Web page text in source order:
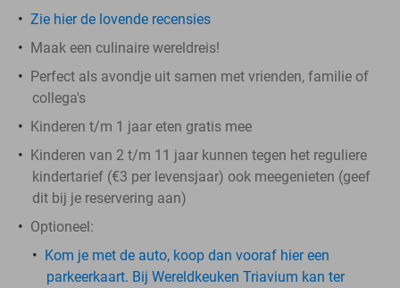
Zie hier de lovende recensies
Maak een culinaire wereldreis!
Perfect als avondje uit samen met vrienden, familie of
collega's
Kinderen t/m 1 jaar eten gratis mee
Kinderen van 2 t/m 11 jaar kunnen tegen het reguliere
kindertarief (€3 per levensjaar) ook meegenieten (geef
dit bij je reservering aan)
Optioneel:
Kom je met de auto, koop dan vooraf hier een
parkeerkaart. Bij Wereldkeuken Triavium kan ter